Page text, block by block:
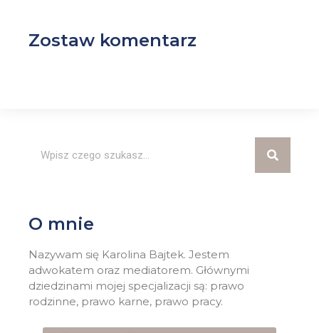
Zostaw komentarz
O mnie
Nazywam się Karolina Bajtek. Jestem
adwokatem oraz mediatorem. Głównymi
dziedzinami mojej specjalizacji są: prawo
rodzinne, prawo karne, prawo pracy.